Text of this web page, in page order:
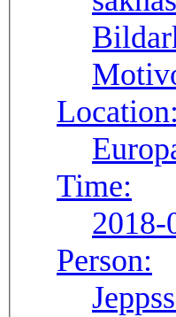
Location:
Time:
2018-
Person: